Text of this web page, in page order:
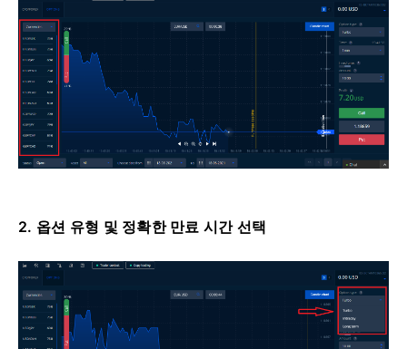
2. 옵션 유형 및 정확한 만료 시간 선택